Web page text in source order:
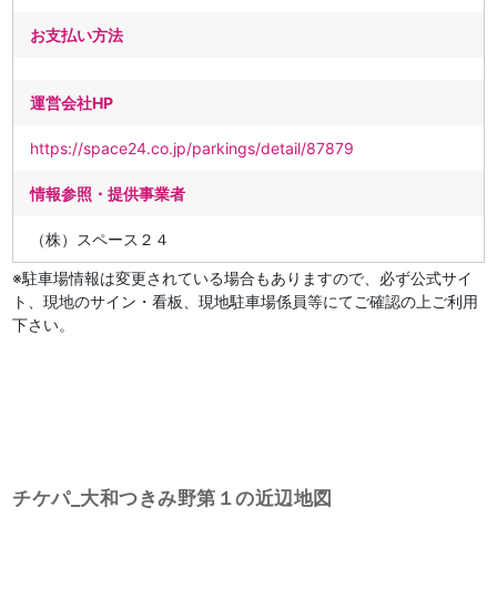
お支払い方法
運営会社HP
https://space24.co.jp/parkings/detail/87879
情報参照・提供事業者
（株）スペース２４
※駐車場情報は変更されている場合もありますので、必ず公式サイ
ト、現地のサイン・看板、現地駐車場係員等にてご確認の上ご利用
下さい。
チケパ_大和つきみ野第１の近辺地図